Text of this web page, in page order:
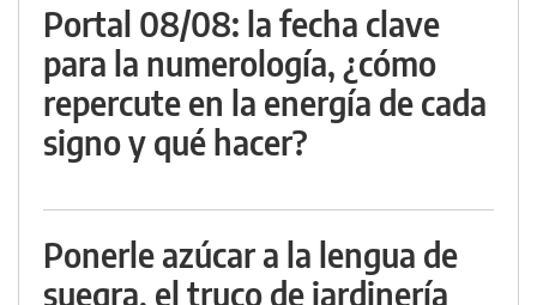
Portal 08/08: la fecha clave
para la numerología, ¿cómo
repercute en la energía de cada
signo y qué hacer?
Ponerle azúcar a la lengua de
suegra, el truco de jardinería